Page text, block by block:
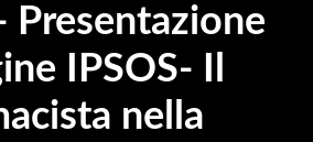
Presentazione
IPSOS- Il
nella